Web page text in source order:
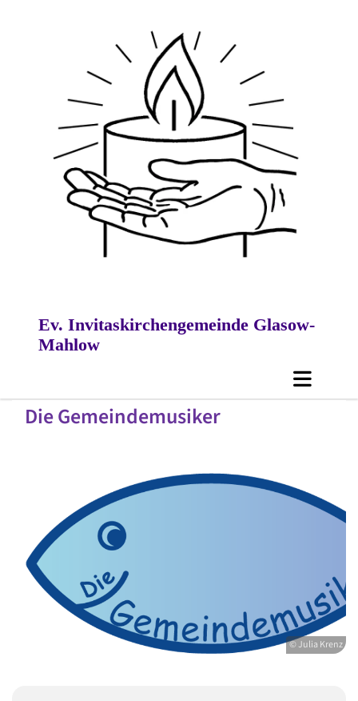
Ev. Invitaskirchengemeinde Glasow-
Mahlow
Die Gemeindemusiker
© Julia Krenz